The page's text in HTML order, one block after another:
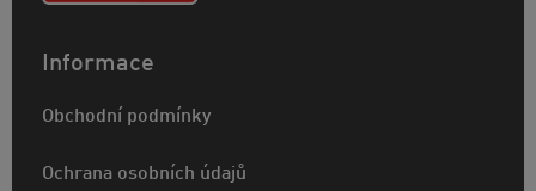
Informace
Obchodní podmínky
Ochrana osobních údajů